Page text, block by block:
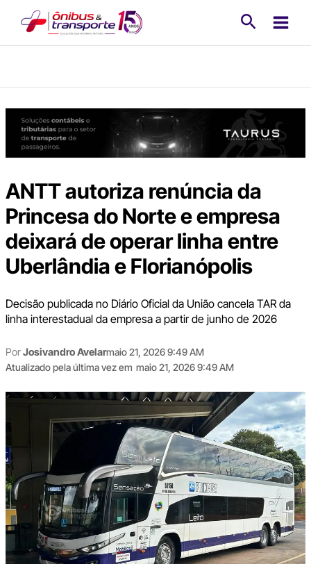
ANTT autoriza renúncia da
Princesa do Norte e empresa
deixará de operar linha entre
Uberlândia e Florianópolis
Decisão publicada no Diário Oficial da União cancela TAR da
linha interestadual da empresa a partir de junho de 2026
PorJosivandro Avelarmaio 21, 2026 9:49 AM
Atualizado pela última vez em maio 21, 2026 9:49 AM